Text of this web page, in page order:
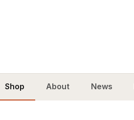
Shop About News